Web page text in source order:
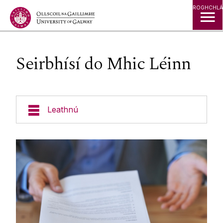
Léim go Ábhar
Seirbhísí do Mhic Léinn
Leathnú
Cúrsaí
Foirgnimh & Eastáit
Seirbhísí do Mhic Léinn
Cumainn na Mac Léinn